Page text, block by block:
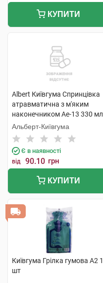
КУПИТИ
Albert Київгума Спринцівка
атравматична з м'яким
наконечником Ае-13 330 мл
1 шт
Альберт-Київгума
Є в наявності
від 90.10 грн
КУПИТИ
Київгума Грілка гумова А2 1
шт